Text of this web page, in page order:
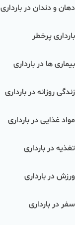
دهان و دندان در بارداری
بارداری پرخطر
بیماری ها در بارداری
زندگی روزانه در بارداری
مواد غذایی در بارداری
تغذیه در بارداری
ورزش در بارداری
سفر در بارداری